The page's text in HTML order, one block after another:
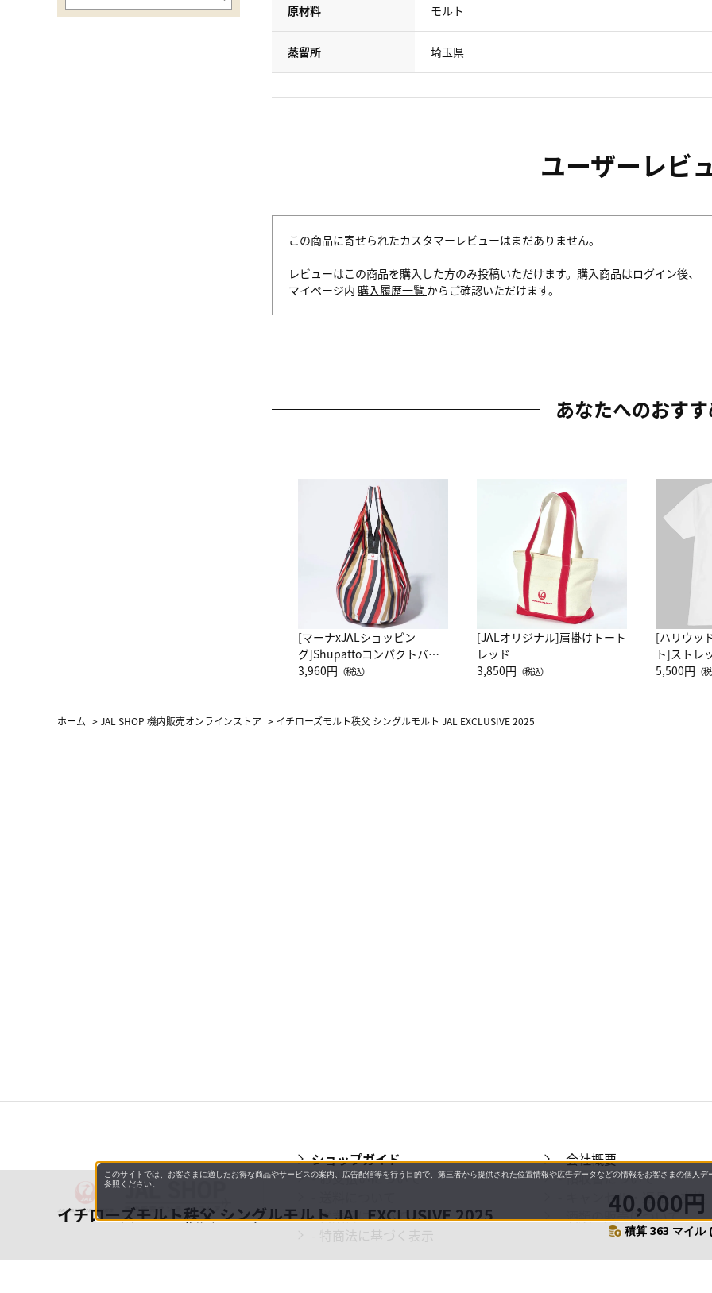
イチローズモルト秩父 シングルモルト JAL EXCLUSIVE 2025 40,000円
積算 363 マイル
原材料 モルト
蒸留所 埼玉県
ユーザーレビ
この商品に寄せられたカスタマーレビューはまだありません。
レビューはこの商品を購入した方のみ投稿いただけます。購入商品はログイン後、
マイページ内 購入履歴一覧 からご確認いただけます。
あなたへのおす
[マーナxJALショッピン
グ]Shupattoコンパクトバッ
グ Drop JAL客室乗務員
3,960円 （税込）
[JALオリジナル]肩掛けトート
レッド
3,850円 （税込）
[ハリウッ
ト]ストレ
ーネック
5,500円 （
ホーム >JAL SHOP 機内販売オンラインストア > イチローズモルト秩父 シングルモルト JAL EXCLUSIVE 2025
ショップガイド
- 会社概要
- お支払いについて
- 領収書について
- キャンセル・返品・交換
- 営業日について
- 酒類の販売について
- 特商法に基づく表示
このサイトでは、お客さまに適したお得な商品やサービスの案内、広告配信等を行う目的で、第三者から提供された位置情報や広告データなどの情報をお客さまの個人
参照ください。